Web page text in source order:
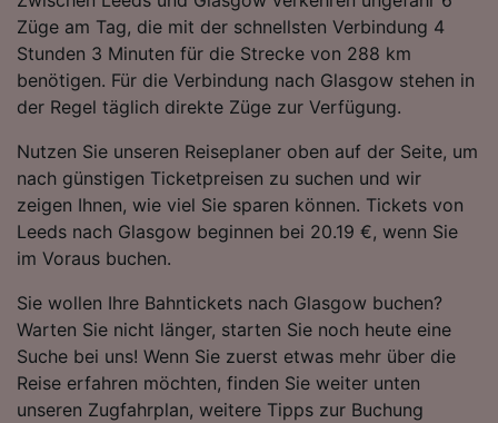
Züge am Tag, die mit der schnellsten Verbindung 4
Stunden 3 Minuten für die Strecke von 288 km
benötigen. Für die Verbindung nach Glasgow stehen in
der Regel täglich direkte Züge zur Verfügung.
Nutzen Sie unseren Reiseplaner oben auf der Seite, um
nach günstigen Ticketpreisen zu suchen und wir
zeigen Ihnen, wie viel Sie sparen können. Tickets von
Leeds nach Glasgow beginnen bei 20.19 €, wenn Sie
im Voraus buchen.
Sie wollen Ihre Bahntickets nach Glasgow buchen?
Warten Sie nicht länger, starten Sie noch heute eine
Suche bei uns! Wenn Sie zuerst etwas mehr über die
Reise erfahren möchten, finden Sie weiter unten
unseren Zugfahrplan, weitere Tipps zur Buchung